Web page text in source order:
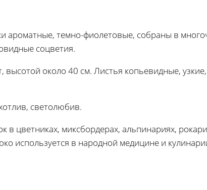
ароматные, темно-фиолетовые, собраны в
соцветия.
около 40 см. Листья копьевидные,
светолюбив.
цветниках, миксбордерах, альпинариях,
используется в народной медицине и